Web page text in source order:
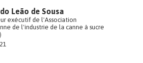
Leão de Sousa
exécutif de l'Association
de l'industrie de la canne à sucre